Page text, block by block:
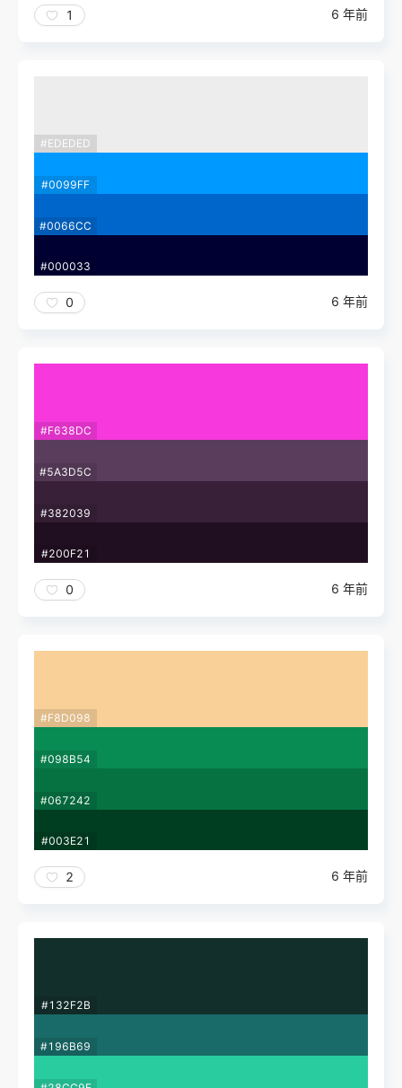
1 6 年前
#EDEDED
#0099FF
#0066CC
#000033
0 6 年前
#F638DC
#5A3D5C
#382039
#200F21
0 6 年前
#F8D098
#098B54
#067242
#003E21
2 6 年前
#132F2B
#196B69